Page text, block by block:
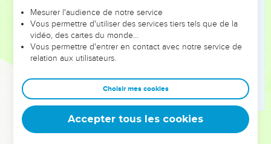
Aujourd’hui, ils sont sous le pouvoir du SEIGNEUR et de son
peuple.
Donc maintenant, de tout votre cœur et de tout votre être,
cherchez à connaître le SEIGNEUR votre Dieu. Mettez-vous
au travail et construisez le lieu saint du SEIGNEUR Dieu.
Vous pourrez alors placer le coffre de l’alliance du
SEIGNEUR et les objets consacrés à Dieu dans le temple qui
sera construit en son honneur. »
Mesurer l'audience de notre service
Vous permettre d'utiliser des services tiers tels que de la
vidéo, des cartes du monde…
Vous permettre d'entrer en contact avec notre service de
relation aux utilisateurs.
Choisir mes cookies
Accepter tous les cookies